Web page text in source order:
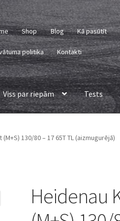
Shop Blog Kā pasūtīt
politika Kontakti
Viss par riepām Tests
130/80 – 17 65T TL (aizmugurējā)
Heidenau